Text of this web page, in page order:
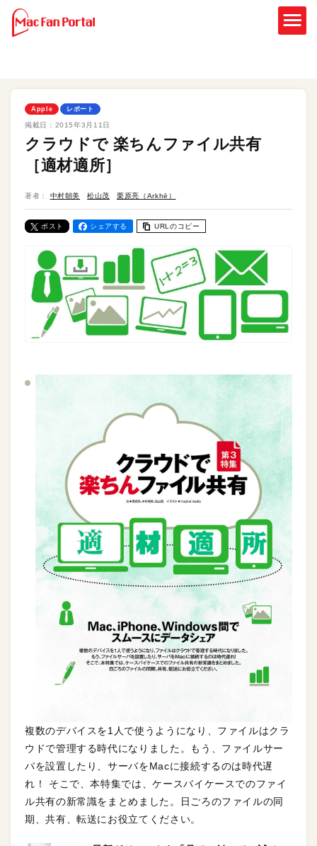
Apple レポート
掲載日： 2015年3月11日
クラウドで 楽ちんファイル共有
［適材適所］
著者： 中村朝美 松山茂 栗原亮（Arkhē）
ポスト シェアする URLのコピー
複数のデバイスを1人で使うようになり、ファイルはクラ
ウドで管理する時代になりました。もう、ファイルサー
バを設置したり、サーバをMacに接続するのは時代遅
れ！ そこで、本特集では、ケースバイケースでのファイ
ル共有の新常識をまとめました。日ごろのファイルの同
期、共有、転送にお役立てください。